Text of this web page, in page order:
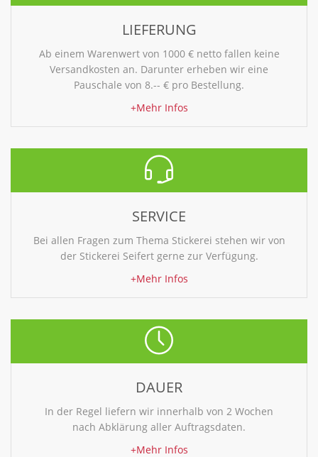
LIEFERUNG
Ab einem Warenwert von 1000 € netto fallen keine
Versandkosten an. Darunter erheben wir eine
Pauschale von 8.-- € pro Bestellung.
+Mehr Infos
SERVICE
Bei allen Fragen zum Thema Stickerei stehen wir von
der Stickerei Seifert gerne zur Verfügung.
+Mehr Infos
DAUER
In der Regel liefern wir innerhalb von 2 Wochen
nach Abklärung aller Auftragsdaten.
+Mehr Infos